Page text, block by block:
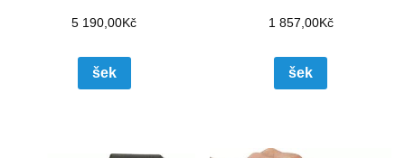
5 190,00Kč
šek
1 857,00Kč
šek